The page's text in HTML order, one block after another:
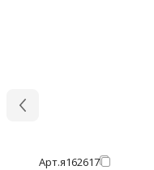
Арт.я162617